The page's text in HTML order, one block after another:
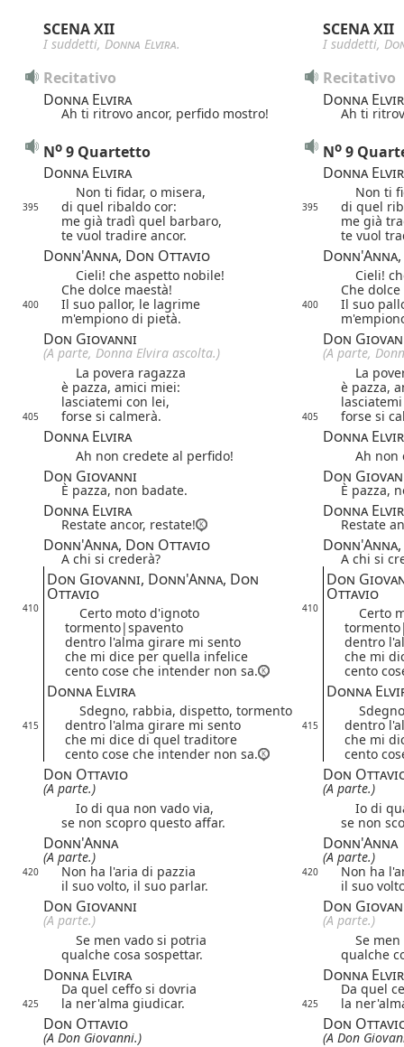
SCENA XII SCENA XII
I suddetti, Donna Elvira. I suddetti,
Recitativo
Recitativo
Donna Elvira
Donna
Ah ti ritrovo ancor, perfido mostro! Ah ti
No 9 Quartetto No 9
Donna Elvira
Donna
Non ti fidar, o misera, Non ti
395 di quel ribaldo cor: 395
di quel
me già tradì quel barbaro,
me già
te vuol tradire ancor.
te vuol
Donn'Anna, Don Ottavio
Cieli! che aspetto nobile!
Cieli!
Che dolce maestà!
Che
400 Il suo pallor, le lagrime 400
Il suo
m'empiono di pietà.
Don Giovanni Don
(A parte, Donna Elvira ascolta.)
(A parte,
La povera ragazza
La
è pazza, amici miei:
è pazza,
lasciatemi con lei,
405 forse si calmerà. 405 forse si
Donna Elvira Donna
Ah non credete al perfido! Ah non
Don Giovanni Don
È pazza, non badate. È pazza,
Donna Elvira Donna
Restate ancor, restate! Restate
Donn'Anna, Don Ottavio
A chi si crederà? A chi si
Don Giovanni, Donn'Anna, Don
Ottavio
Don
Ottavio
410
Certo moto d'ignoto
tormento|spavento
410
Certo
dentro l'alma girare mi sento
dentro
che mi dice per quella infelice
che mi
cento cose che intender non sa.
cento
Donna Elvira Donna
Sdegno, rabbia, dispetto, tormento
415 dentro l'alma girare mi sento 415
dentro
che mi dice di quel traditore
che mi
cento cose che intender non sa.
cento
Don Ottavio Don
(A parte.)
(A parte.)
Io di qua non vado via,
Io di
se non scopro questo affar.
se non
Donn'Anna Donn'Anna
(A parte.) (A parte.)
420 Non ha l'aria di pazzia 420
Non ha
il suo volto, il suo parlar.
il suo
Don Giovanni Don
(A parte.)
(A parte.)
Se men vado si potria
Se men
qualche cosa sospettar.
qualche
Donna Elvira Donna
Da quel ceffo si dovria Da quel
425 la ner'alma giudicar. 425 la
Don Ottavio Don
(A Don Giovanni.)
(A Don